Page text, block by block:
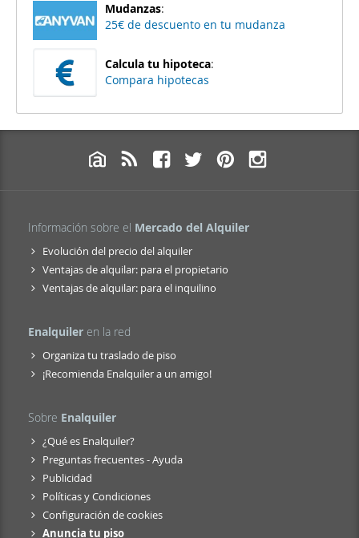
Mudanzas:
25€ de descuento en tu mudanza
Calcula tu hipoteca:
Compara hipotecas
Información sobre el Mercado del Alquiler
Evolución del precio del alquiler
Ventajas de alquilar: para el propietario
Ventajas de alquilar: para el inquilino
Enalquiler en la red
Organiza tu traslado de piso
¡Recomienda Enalquiler a un amigo!
Sobre Enalquiler
¿Qué es Enalquiler?
Preguntas frecuentes - Ayuda
Publicidad
Políticas y Condiciones
Configuración de cookies
Anuncia tu piso